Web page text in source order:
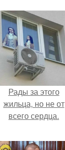
Рады за этого
жильца, но не от
всего сердца.